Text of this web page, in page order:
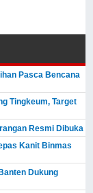
Pasca Bencana
Tingkeum, Target
Resmi Dibuka
Kanit Binmas
Dukung